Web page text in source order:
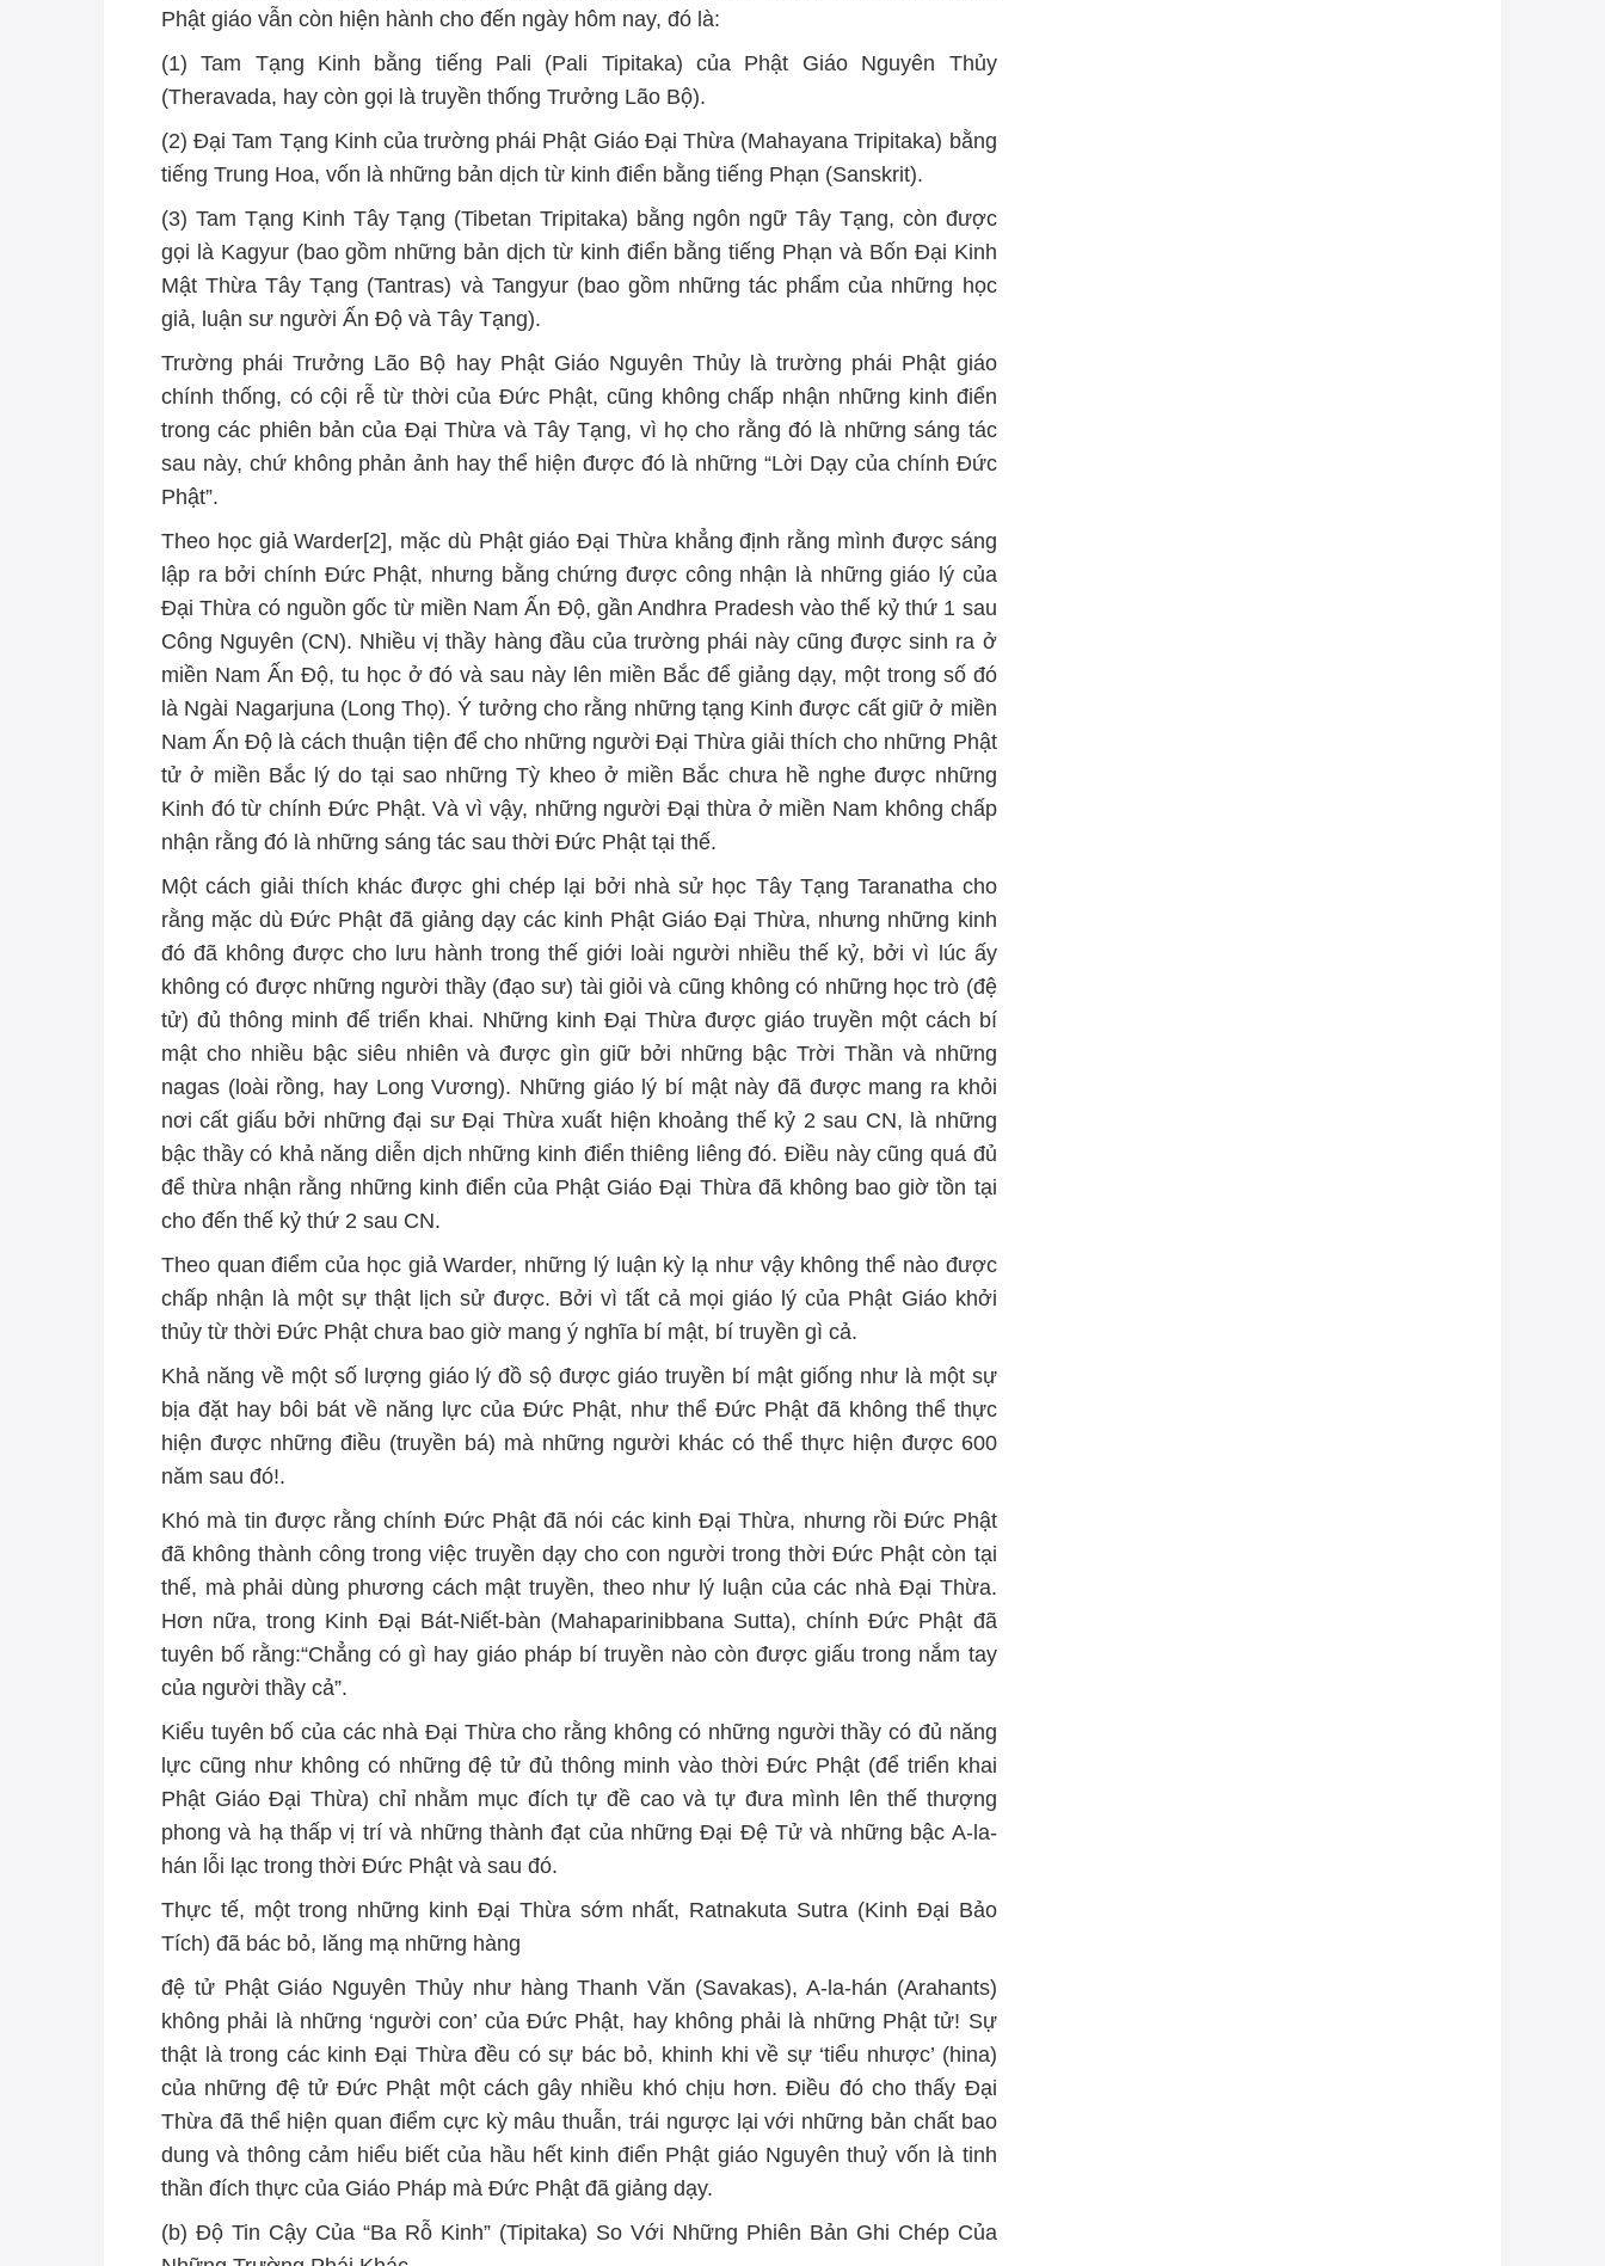
Phật giáo vẫn còn hiện hành cho đến ngày hôm nay, đó là:
(1) Tam Tạng Kinh bằng tiếng Pali (Pali Tipitaka) của Phật Giáo Nguyên Thủy
(Theravada, hay còn gọi là truyền thống Trưởng Lão Bộ).
(2) Đại Tam Tạng Kinh của trường phái Phật Giáo Đại Thừa (Mahayana Tripitaka) bằng
tiếng Trung Hoa, vốn là những bản dịch từ kinh điển bằng tiếng Phạn (Sanskrit).
(3) Tam Tạng Kinh Tây Tạng (Tibetan Tripitaka) bằng ngôn ngữ Tây Tạng, còn được
gọi là Kagyur (bao gồm những bản dịch từ kinh điển bằng tiếng Phạn và Bốn Đại Kinh
Mật Thừa Tây Tạng (Tantras) và Tangyur (bao gồm những tác phẩm của những học
giả, luận sư người Ấn Độ và Tây Tạng).
Trường phái Trưởng Lão Bộ hay Phật Giáo Nguyên Thủy là trường phái Phật giáo
chính thống, có cội rễ từ thời của Đức Phật, cũng không chấp nhận những kinh điển
trong các phiên bản của Đại Thừa và Tây Tạng, vì họ cho rằng đó là những sáng tác
sau này, chứ không phản ảnh hay thể hiện được đó là những “Lời Dạy của chính Đức
Phật”.
Theo học giả Warder[2], mặc dù Phật giáo Đại Thừa khẳng định rằng mình được sáng
lập ra bởi chính Đức Phật, nhưng bằng chứng được công nhận là những giáo lý của
Đại Thừa có nguồn gốc từ miền Nam Ấn Độ, gần Andhra Pradesh vào thế kỷ thứ 1 sau
Công Nguyên (CN). Nhiều vị thầy hàng đầu của trường phái này cũng được sinh ra ở
miền Nam Ấn Độ, tu học ở đó và sau này lên miền Bắc để giảng dạy, một trong số đó
là Ngài Nagarjuna (Long Thọ). Ý tưởng cho rằng những tạng Kinh được cất giữ ở miền
Nam Ấn Độ là cách thuận tiện để cho những người Đại Thừa giải thích cho những Phật
tử ở miền Bắc lý do tại sao những Tỳ kheo ở miền Bắc chưa hề nghe được những
Kinh đó từ chính Đức Phật. Và vì vậy, những người Đại thừa ở miền Nam không chấp
nhận rằng đó là những sáng tác sau thời Đức Phật tại thế.
Một cách giải thích khác được ghi chép lại bởi nhà sử học Tây Tạng Taranatha cho
rằng mặc dù Đức Phật đã giảng dạy các kinh Phật Giáo Đại Thừa, nhưng những kinh
đó đã không được cho lưu hành trong thế giới loài người nhiều thế kỷ, bởi vì lúc ấy
không có được những người thầy (đạo sư) tài giỏi và cũng không có những học trò (đệ
tử) đủ thông minh để triển khai. Những kinh Đại Thừa được giáo truyền một cách bí
mật cho nhiều bậc siêu nhiên và được gìn giữ bởi những bậc Trời Thần và những
nagas (loài rồng, hay Long Vương). Những giáo lý bí mật này đã được mang ra khỏi
nơi cất giấu bởi những đại sư Đại Thừa xuất hiện khoảng thế kỷ 2 sau CN, là những
bậc thầy có khả năng diễn dịch những kinh điển thiêng liêng đó. Điều này cũng quá đủ
để thừa nhận rằng những kinh điển của Phật Giáo Đại Thừa đã không bao giờ tồn tại
cho đến thế kỷ thứ 2 sau CN.
Theo quan điểm của học giả Warder, những lý luận kỳ lạ như vậy không thể nào được
chấp nhận là một sự thật lịch sử được. Bởi vì tất cả mọi giáo lý của Phật Giáo khởi
thủy từ thời Đức Phật chưa bao giờ mang ý nghĩa bí mật, bí truyền gì cả.
Khả năng về một số lượng giáo lý đồ sộ được giáo truyền bí mật giống như là một sự
bịa đặt hay bôi bát về năng lực của Đức Phật, như thể Đức Phật đã không thể thực
hiện được những điều (truyền bá) mà những người khác có thể thực hiện được 600
năm sau đó!.
Khó mà tin được rằng chính Đức Phật đã nói các kinh Đại Thừa, nhưng rồi Đức Phật
đã không thành công trong việc truyền dạy cho con người trong thời Đức Phật còn tại
thế, mà phải dùng phương cách mật truyền, theo như lý luận của các nhà Đại Thừa.
Hơn nữa, trong Kinh Đại Bát-Niết-bàn (Mahaparinibbana Sutta), chính Đức Phật đã
tuyên bố rằng:“Chẳng có gì hay giáo pháp bí truyền nào còn được giấu trong nắm tay
của người thầy cả”.
Kiểu tuyên bố của các nhà Đại Thừa cho rằng không có những người thầy có đủ năng
lực cũng như không có những đệ tử đủ thông minh vào thời Đức Phật (để triển khai
Phật Giáo Đại Thừa) chỉ nhằm mục đích tự đề cao và tự đưa mình lên thế thượng
phong và hạ thấp vị trí và những thành đạt của những Đại Đệ Tử và những bậc A-la-
hán lỗi lạc trong thời Đức Phật và sau đó.
Thực tế, một trong những kinh Đại Thừa sớm nhất, Ratnakuta Sutra (Kinh Đại Bảo
Tích) đã bác bỏ, lăng mạ những hàng
đệ tử Phật Giáo Nguyên Thủy như hàng Thanh Văn (Savakas), A-la-hán (Arahants)
không phải là những ‘người con’ của Đức Phật, hay không phải là những Phật tử! Sự
thật là trong các kinh Đại Thừa đều có sự bác bỏ, khinh khi về sự ‘tiểu nhược’ (hina)
của những đệ tử Đức Phật một cách gây nhiều khó chịu hơn. Điều đó cho thấy Đại
Thừa đã thể hiện quan điểm cực kỳ mâu thuẫn, trái ngược lại với những bản chất bao
dung và thông cảm hiểu biết của hầu hết kinh điển Phật giáo Nguyên thuỷ vốn là tinh
thần đích thực của Giáo Pháp mà Đức Phật đã giảng dạy.
(b) Độ Tin Cậy Của “Ba Rỗ Kinh” (Tipitaka) So Với Những Phiên Bản Ghi Chép Của